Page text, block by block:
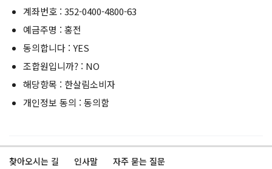
계좌번호 : 352-0400-4800-63
예금주명 : 홍전
동의합니다 : YES
조합원입니까? : NO
해당항목 : 한살림소비자
개인정보 동의 : 동의함
찾아오시는 길 인사말 자주 묻는 질문